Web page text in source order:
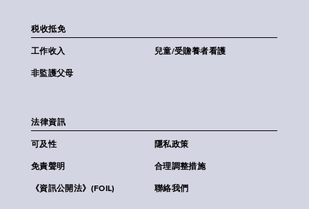
税收抵免
工作收入 兒童/受贍養者看護
非監護父母
法律資訊
可及性 隱私政策
免責聲明 合理調整措施
《資訊公開法》(FOIL) 聯絡我們